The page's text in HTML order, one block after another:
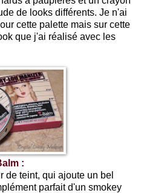
de looks différents. Je n'ai
cette palette mais sur cette
que j'ai réalisé avec les
:
de teint, qui ajoute un bel
parfait d'un smokey